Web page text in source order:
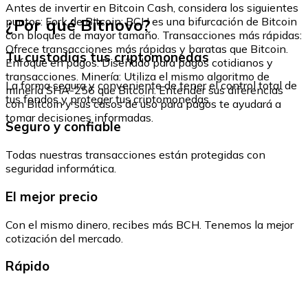
Antes de invertir en Bitcoin Cash, considera los siguientes
puntos: Fork de Bitcoin: BCH es una bifurcación de Bitcoin
con bloques de mayor tamaño. Transacciones más rápidas:
Ofrece transacciones más rápidas y baratas que Bitcoin.
Enfoque en pagos: Diseñado para pagos cotidianos y
transacciones. Minería: Utiliza el mismo algoritmo de
minería SHA-256 que Bitcoin. Entender sus diferencias
con Bitcoin y sus casos de uso para pagos te ayudará a
tomar decisiones informadas.
¿Por qué Bitnovo?
Tu custodias tus criptomonedas
La forma segura y conveniente de tener el control total de
tus fondos y proteger tus criptomonedas.
Seguro y confiable
Todas nuestras transacciones están protegidas con
seguridad informática.
El mejor precio
Con el mismo dinero, recibes más BCH. Tenemos la mejor
cotización del mercado.
Rápido